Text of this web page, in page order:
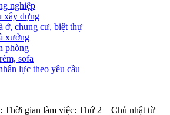
nghiệp
xây dựng
ở, chung cư, biệt thự
xưởng
phòng
sofa
lực theo yêu cầu
Thời gian làm việc: Thứ 2 – Chủ nhật từ